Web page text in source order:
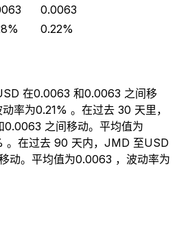
0.0063
0.22%
在0.0063 和0.0063 之间移
率为0.21% 。在过去 30 天里，
之间移动。平均值为
。在过去 90 天内，JMD 至USD
动。平均值为0.0063 ，波动率为